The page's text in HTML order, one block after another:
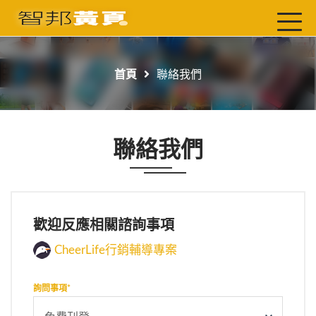
首頁
最新店家
吃喝玩樂
聯絡我們
首頁 聯絡我們
聯絡我們
歡迎反應相關諮詢事項
CheerLife行銷輔導專案
詢問事項*